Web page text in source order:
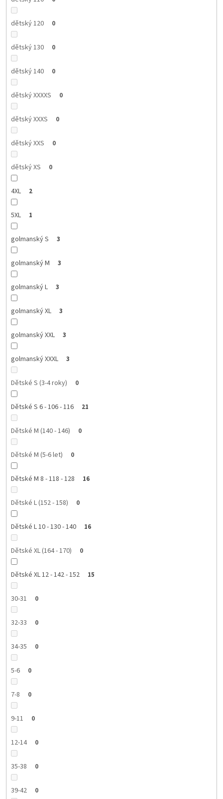
dětský 120 0
dětský 130 0
dětský 140 0
dětský XXXXS 0
dětský XXXS 0
dětský XXS 0
dětský XS 0
4XL 2
5XL 1
golmanský S 3
golmanský M 3
golmanský L 3
golmanský XL 3
golmanský XXL 3
golmanský XXXL 3
Dětské S (3-4 roky) 0
Dětské S 6 - 106 - 116 21
Dětské M (140 - 146) 0
Dětské M (5-6 let) 0
Dětské M 8 - 118 - 128 16
Dětské L (152 - 158) 0
Dětské L 10 - 130 - 140 16
Dětské XL (164 - 170) 0
Dětské XL 12 - 142 - 152 15
30-31 0
32-33 0
34-35 0
5-6 0
7-8 0
9-11 0
12-14 0
35-38 0
39-42 0